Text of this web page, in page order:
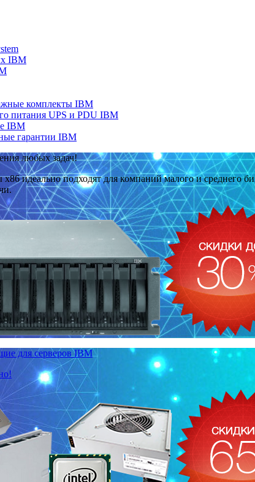
IBM
комплекты IBM
питания UPS и PDU IBM
IBM
гарантии IBM
любых задач!
идеально подходят для компаний малого и
для серверов IBM